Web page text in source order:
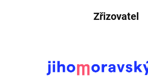
Zřizovatel